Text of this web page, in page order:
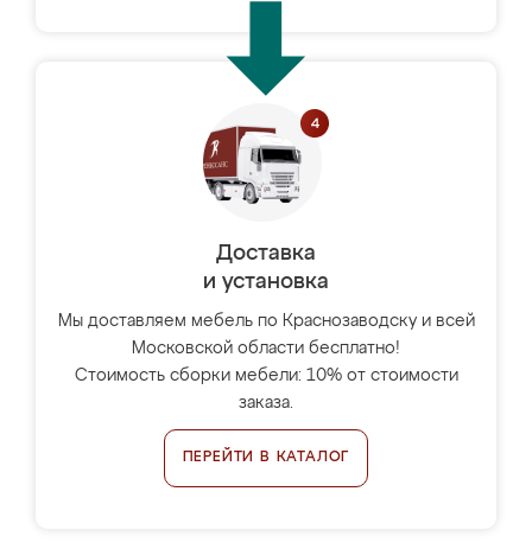
Доставка
и установка
Мы доставляем мебель по Краснозаводску и всей
Московской области бесплатно!
Стоимость сборки мебели: 10% от стоимости
заказа.
ПЕРЕЙТИ В КАТАЛОГ